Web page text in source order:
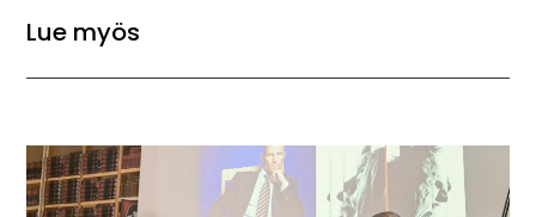
Lue myös